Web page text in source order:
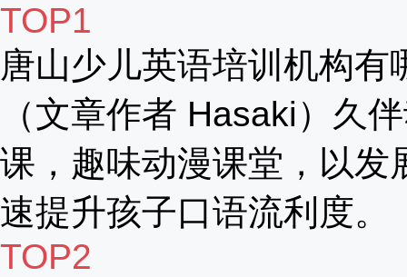
TOP1
唐山少儿英语培训机构
（文章作者 Hasaki）久
课，趣味动漫课堂，以发
速提升孩子口语流利度。
TOP2